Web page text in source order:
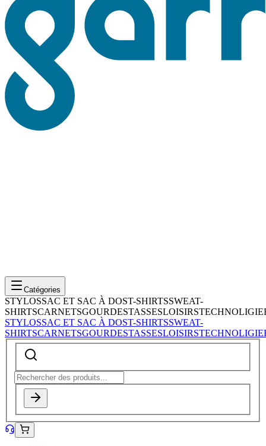
Catégories
STYLOSSAC ET SAC À DOST-SHIRTSSWEAT-
SHIRTSCARNETSGOURDESTASSESLOISIRSTECHNOLIGIE
STYLOSSAC ET SAC À DOST-SHIRTSSWEAT-
SHIRTSCARNETSGOURDESTASSESLOISIRSTECHNOLIGIE